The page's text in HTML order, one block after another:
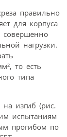
правильно
для корпуса
совершенно
нагрузки.
то есть
типа
изгиб (рис.
испытаниям
прогибом по